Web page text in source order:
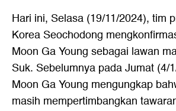
Hari ini, Selasa (19/11/2024), tim
Korea Seochodong
Moon Ga Young sebagai lawan
Suk. Sebelumnya pada Jumat (4/
Moon Ga Young mengungkap
masih mempertimbangkan